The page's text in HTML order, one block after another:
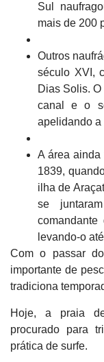
Sul
mais de 200
Outros
século XVI,
Dias Solis.
canal e o
apelidando a
A área
1839,
ilha de
se
levando-o
Com o passar
importante de
tradiciona
Hoje, a praia
procurado para
prática de surfe.